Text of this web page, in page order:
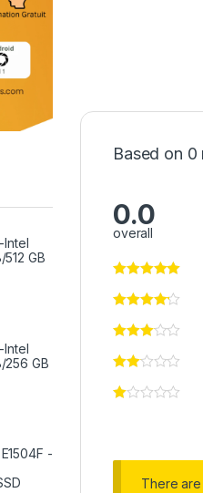
Based on 0
0.0
overall
There
Intel
GB
Intel
256 GB
-